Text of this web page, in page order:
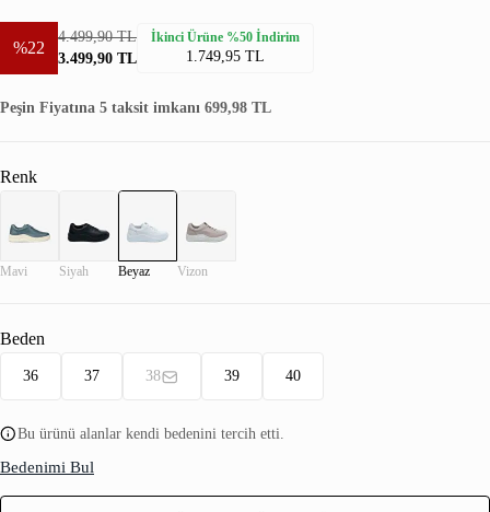
%22
4.499,90 TL
3.499,90 TL
İkinci Ürüne %50 İndirim
1.749,95 TL
Peşin Fiyatına 5 taksit imkanı 699,98 TL
Renk
Mavi Siyah Beyaz Vizon
Beden
36 37 38 39 40
Bu ürünü alanlar kendi bedenini tercih etti.
Bedenimi Bul